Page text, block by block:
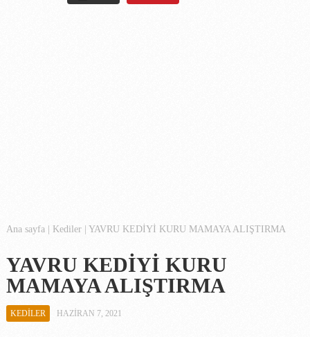
Ana sayfa | Kediler| YAVRU KEDİYİ KURU MAMAYA ALIŞTIRMA
YAVRU KEDİYİ KURU
MAMAYA ALIŞTIRMA
KEDILER HAZIRAN 7, 2021